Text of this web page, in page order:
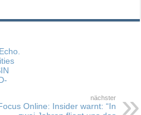
nächster
Online: Insider warnt: “In